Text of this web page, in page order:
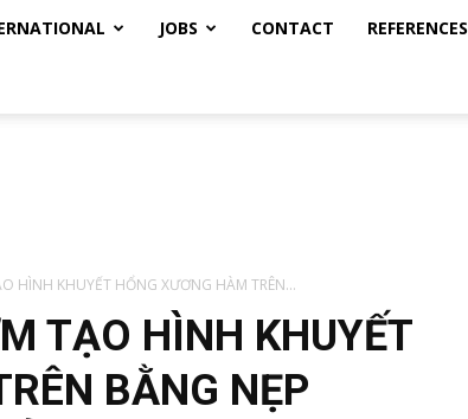
JOBS CONTACT REFERENCES
HÌNH KHUYẾT HỔNG XƯƠNG HÀM TRÊN...
TẠO HÌNH KHUYẾT
BẰNG NẸP